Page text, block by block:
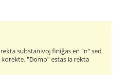
substanivoj finiĝas en "n" sed
"Domo" estas la rekta